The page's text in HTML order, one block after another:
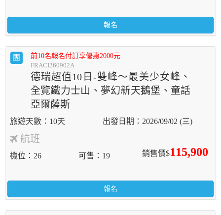
報名
團
前10名報名付訂享優惠2000元
FRACI260902A
德瑞超值10日-雙峰～最美少女峰、
全覽鐵力士山、夢幻新天鵝堡、童話
亞爾薩斯
10天 2026/09/02 (三)
航班
銷售價$115,900
機位 26 可售 19
報名